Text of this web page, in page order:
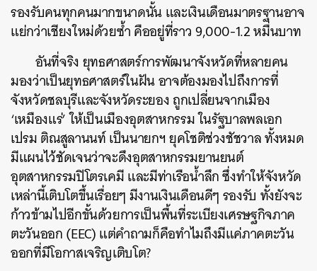
รองรับคนทุกคนมากขนาดนั้น และเงินเดือนมาตรฐานอาจ
แย่กว่าเชียงใหม่ด้วยซ้ำ คืออยู่ที่ราว 9,000-1.2 หมื่นบาท
อันที่จริง ยุทธศาสตร์การพัฒนาจังหวัดที่หลายคน
มองว่าเป็นยุทธศาสตร์ในฝัน อาจต้องมองไปถึงการที่
จังหวัดชลบุรีและจังหวัดระยอง ถูกเปลี่ยนจากเมือง
‘เหมืองแร่’ ให้เป็นเมืองอุตสาหกรรม ในรัฐบาลพลเอก
เปรม ติณสูลานนท์ เป็นนายกฯ ยุคโชติช่วงชัชวาล ทั้งหมด
มีแผนไว้ชัดเจนว่าจะดึงอุตสาหกรรมยานยนต์
อุตสาหกรรมปิโตรเคมี และมีท่าเรือน้ำลึก ซึ่งทำให้จังหวัด
เหล่านี้เติบโตขึ้นเรื่อยๆ มีงานเงินเดือนดีๆ รองรับ ทั้งยังจะ
ก้าวข้ามไปอีกขั้นด้วยการเป็นพื้นที่ระเบียงเศรษฐกิจภาค
ตะวันออก (EEC) แต่คำถามก็คือทำไมถึงมีแค่ภาคตะวัน
ออกที่มีโอกาสเจริญเติบโต?